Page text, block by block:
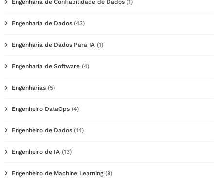
Engenharia de Confiabilidade de Dados (1)
Engenharia de Dados (43)
Engenharia de Dados Para IA (1)
Engenharia de Software (4)
Engenharias (5)
Engenheiro DataOps (4)
Engenheiro de Dados (14)
Engenheiro de IA (13)
Engenheiro de Machine Learning(9)